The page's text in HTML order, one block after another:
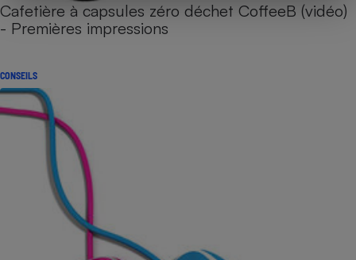
Cafetière à capsules zéro déchet CoffeeB (vidéo)
- Premières impressions
CONSEILS